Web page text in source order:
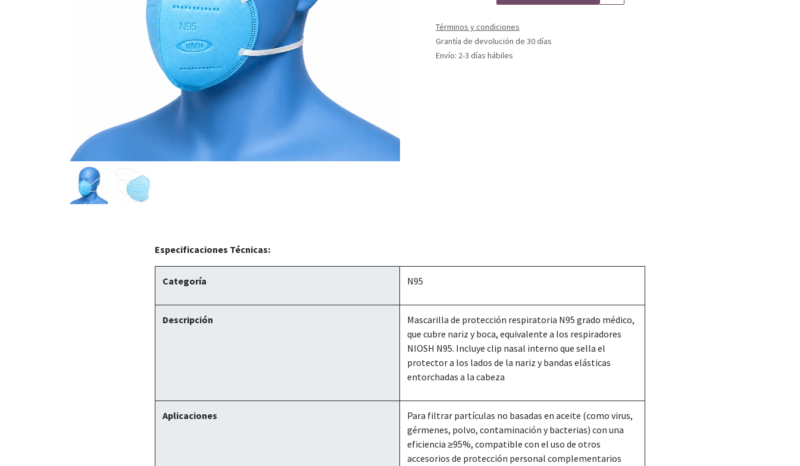
Términos y condiciones
Grantía de devolución de 30 días
Envío: 2-3 días hábiles
Especificaciones Técnicas:
Categoría N95
Descripción
Mascarilla de protección respiratoria N95 grado médico,
que cubre nariz y boca, equivalente a los respiradores
NIOSH N95. Incluye clip nasal interno que sella el
protector a los lados de la nariz y bandas elásticas
entorchadas a la cabeza
Aplicaciones
Para filtrar partículas no basadas en aceite (como virus,
gérmenes, polvo, contaminación y bacterias) con una
eficiencia ≥95%, compatible con el uso de otros
accesorios de protección personal complementarios